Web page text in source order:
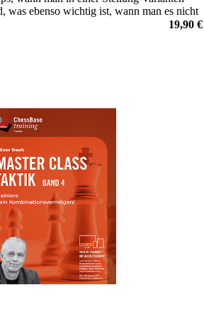
was ebenso wichtig ist, wann man es nicht
19,90 €